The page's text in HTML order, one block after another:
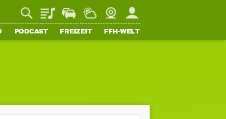
PlaylistStaupilotWetterWebcamMein FFH
PODCAST FREIZEIT FFH-WELT